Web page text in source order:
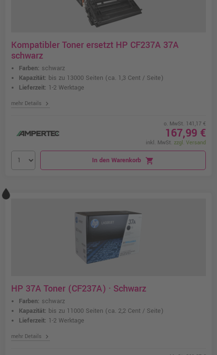
Kompatibler Toner ersetzt HP CF237A 37A
schwarz
Farben: schwarz
Kapazität: bis zu 13000 Seiten (ca. 1,3 Cent / Seite)
Lieferzeit: 1-2 Werktage
mehr Details chevron_right
o. MwSt. 141,17 €
167,99 €
inkl. MwSt. zzgl. Versand
In den Warenkorb shopping_cart
HP 37A Toner (CF237A) · Schwarz
Farben: schwarz
Kapazität: bis zu 11000 Seiten (ca. 2,2 Cent / Seite)
Lieferzeit: 1-2 Werktage
mehr Details chevron_right